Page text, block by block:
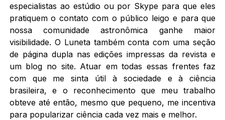
especialistas ao estúdio ou por Skype para que eles
pratiquem o contato com o público leigo e para que
nossa comunidade astronômica ganhe maior
visibilidade. O Luneta também conta com uma seção
de página dupla nas edições impressas da revista e
um blog no site. Atuar em todas essas frentes faz
com que me sinta útil à sociedade e à ciência
brasileira, e o reconhecimento que meu trabalho
obteve até então, mesmo que pequeno, me incentiva
para popularizar ciência cada vez mais e melhor.